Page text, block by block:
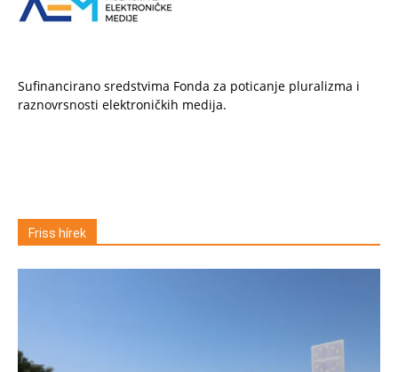
Sufinancirano sredstvima Fonda za poticanje pluralizma i
raznovrsnosti elektroničkih medija.
Friss hírek